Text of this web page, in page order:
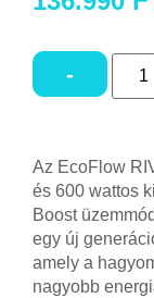
-
Az EcoFlow
és 600 wattos
Boost
egy új
amely a
nagyobb